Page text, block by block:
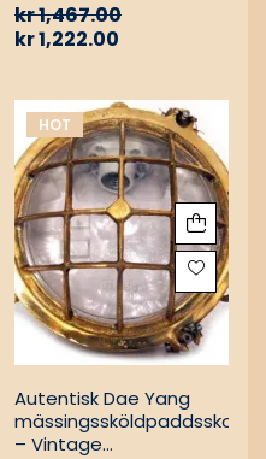
kr1,467.00
kr1,222.00
HOT
Autentisk Dae Yang
– Vintage